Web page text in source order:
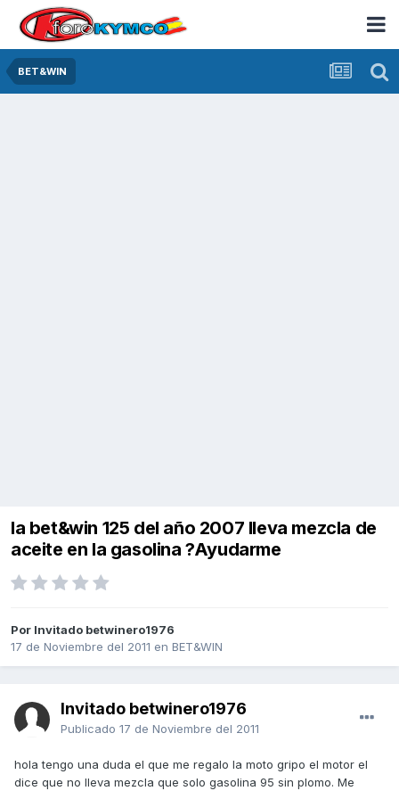
BET&WIN
la bet&win 125 del año 2007 lleva mezcla de
aceite en la gasolina ?Ayudarme
Por Invitado betwinero1976
17 de Noviembre del 2011 en BET&WIN
Invitado betwinero1976
Publicado 17 de Noviembre del 2011
hola tengo una duda el que me regalo la moto gripo el motor el
dice que no lleva mezcla que solo gasolina 95 sin plomo. Me